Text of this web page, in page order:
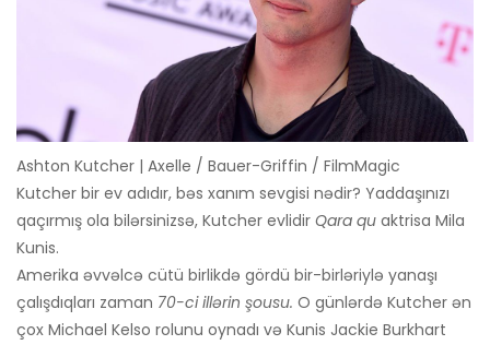
Ashton Kutcher | Axelle / Bauer-Griffin / FilmMagic
Kutcher bir ev adıdır, bəs xanım sevgisi nədir? Yaddaşınızı
qaçırmış ola bilərsinizsə, Kutcher evlidir Qara qu aktrisa Mila
Kunis.
Amerika əvvəlcə cütü birlikdə gördü bir-birləriylə yanaşı
çalışdıqları zaman 70-ci illərin şousu. O günlərdə Kutcher ən
çox Michael Kelso rolunu oynadı və Kunis Jackie Burkhart